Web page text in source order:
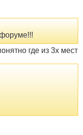
где из 3х мест